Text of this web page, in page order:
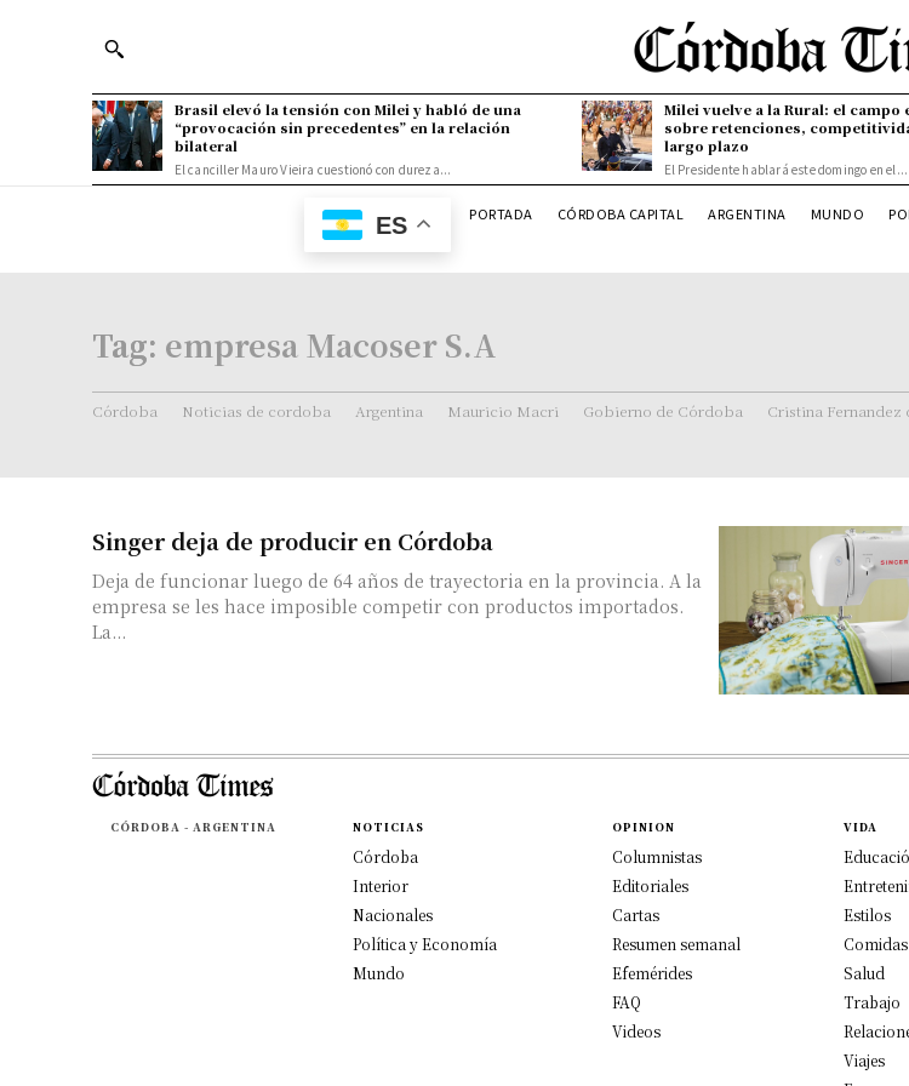
Brasil elevó la tensión con Milei y habló de una
“provocación sin precedentes” en la relación
bilateral
El canciller Mauro Vieira cuestionó con dureza...
Milei vuelve a la Rural: el campo
sobre retenciones,
largo plazo
El Presidente hablará este domingo en el...
ES PORTADA CÓRDOBA CAPITAL ARGENTINA MUNDO
Tag: empresa Macoser S.A
Córdoba Noticias de cordoba Argentina Mauricio Macri Gobierno de Córdoba Cristina Fernandez
Singer deja de producir en Córdoba
Deja de funcionar luego de 64 años de trayectoria en la provincia. A la
empresa se les hace imposible competir con productos importados.
La...
CÓRDOBA - ARGENTINA NOTICIAS
Córdoba
Interior
Nacionales
Política y Economía
Mundo
OPINION
Columnistas
Editoriales
Cartas
Resumen semanal
Efemérides
FAQ
Videos
VIDA
Estilos
Comidas
Salud
Trabajo
Viajes